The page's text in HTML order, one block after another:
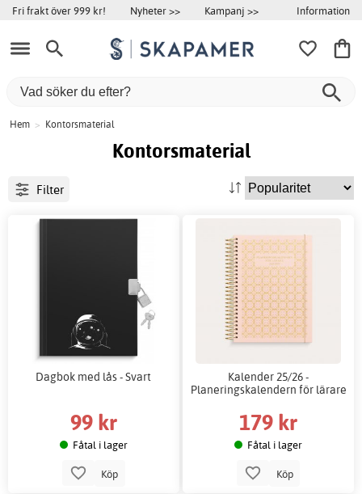
Fri frakt över 999 kr! Nyheter >> Kampanj >> Information
Hem > Kontorsmaterial
Kontorsmaterial
Filter
Dagbok med lås - Svart
99 kr
Fåtal i lager
Köp
Kalender 25/26 -
Planeringskalendern för lärare
179 kr
Fåtal i lager
Köp